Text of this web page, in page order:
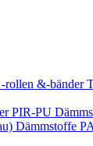
rollen &-bänder
PIR-PU
Dämmstoffe